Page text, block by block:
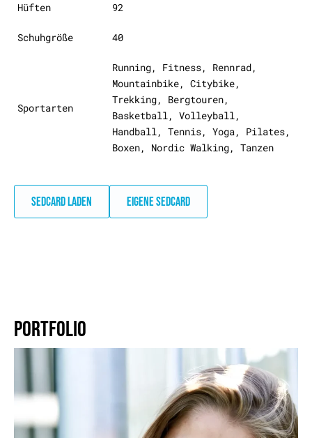
Hüften 92
Schuhgröße 40
Sportarten
Running, Fitness, Rennrad,
Mountainbike, Citybike,
Trekking, Bergtouren,
Basketball, Volleyball,
Handball, Tennis, Yoga, Pilates,
Boxen, Nordic Walking, Tanzen
SEDCARD LADEN EIGENE SEDCARD
PORTFOLIO